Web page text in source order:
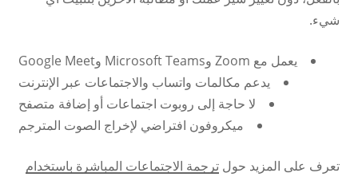
شيء.
يعمل مع Zoom وMicrosoft Teams وGoogle Meet
يدعم مكالمات واتساب والاجتماعات عبر الإنترنت
لا حاجة إلى روبوت اجتماعات أو إضافة متصفح
ميكروفون افتراضي لإخراج الصوت المترجم
تعرف على المزيد حول ترجمة الاجتماعات المباشرة باستخدام